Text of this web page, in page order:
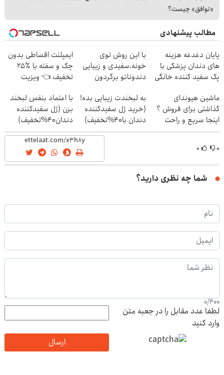
«توافق» چیست؟
مطالب پیشنهادی
پایان دغدغه هزینه
های دندان پزشکی با
پک سفید کننده خانگی
با این روش توی
خونه،سفیدی و زیبایی
دندوناتو برگردون
ایمپلنت اقساطی بدون
چک و سفته با ٪۲۵
تخفیف 👈 ویزیت
ماشین هیوندای
گذاشتی برای فروش ؟
اینجا سریع و راحت
بفروش
به لبخندت زیبایی بده!
(خرید ژل سفیدکننده
دندان با40%تخفیف)
با اعتماد بنفس لبخند
بزن (ژل سفیدکننده
دندان40%تخفیف)
۰ ۰
شما چه نظری دارید؟
0/400
لطفا عدد مقابل را در جعبه متن
وارد کنید
ارسال